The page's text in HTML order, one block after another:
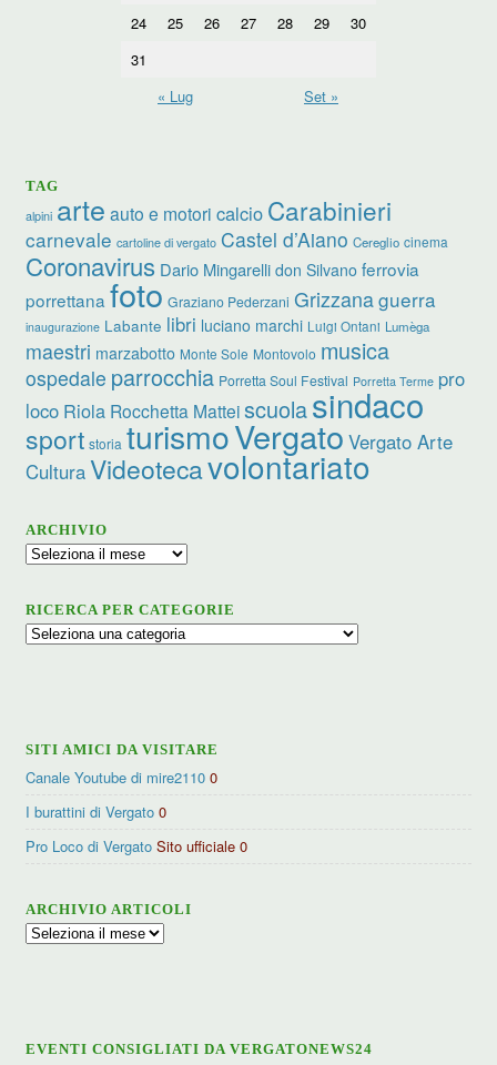
24
25 26 27 28 29
30
31
« Lug
Set »
TAG
alpini arte auto e motori calcio Carabinieri
carnevale cartoline di vergato Castel d’Aiano Cereglio cinema
Coronavirus Dario Mingarelli don Silvano ferrovia
porrettanafoto Graziano Pederzani Grizzanaguerra
inaugurazione Labante libri luciano marchi Luigi Ontani Lumèga
maestri marzabotto Monte Sole Montovolo musica
ospedale parrocchia Porretta Soul Festival Porretta Terme pro
loco Riola Rocchetta Matteiscuolasindaco
sport storia turismoVergato Vergato Arte
CulturaVideotecavolontariato
ARCHIVIO
Archivio
RICERCA PER CATEGORIE
Ricerca
SITI AMICI DA VISITARE
Canale Youtube di mire2110 0
I burattini di Vergato 0
Pro Loco di Vergato Sito ufficiale 0
ARCHIVIO ARTICOLI
Archivio
EVENTI CONSIGLIATI DA VERGATONEWS24